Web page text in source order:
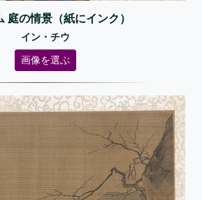
庭の情景（紙にインク）
イン・チウ
画像を選ぶ